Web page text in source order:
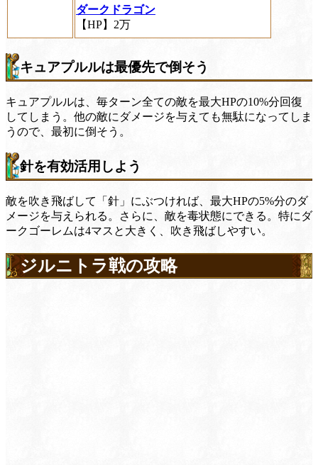
ダークドラゴン
【HP】2万
キュアプルルは最優先で倒そう
キュアプルルは、毎ターン全ての敵を最大HPの10%分回復
してしまう。他の敵にダメージを与えても無駄になってしま
うので、最初に倒そう。
針を有効活用しよう
敵を吹き飛ばして「針」にぶつければ、最大HPの5%分のダ
メージを与えられる。さらに、敵を毒状態にできる。特にダ
ークゴーレムは4マスと大きく、吹き飛ばしやすい。
ジルニトラ戦の攻略